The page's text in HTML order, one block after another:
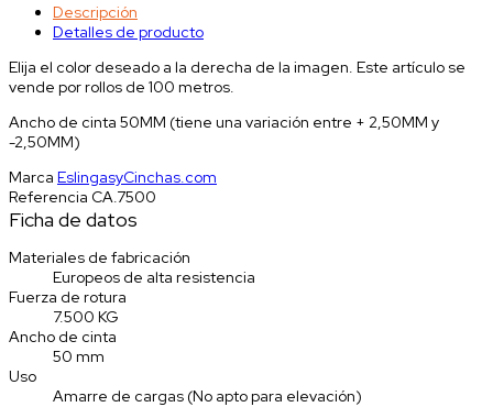
Descripción
Detalles de producto
Elija el color deseado a la derecha de la imagen. Este artículo se
vende por rollos de 100 metros.
Ancho de cinta 50MM (tiene una variación entre + 2,50MM y
-2,50MM)
Marca EslingasyCinchas.com
Referencia CA.7500
Ficha de datos
Materiales de fabricación
Europeos de alta resistencia
Fuerza de rotura
7.500 KG
Ancho de cinta
50 mm
Uso
Amarre de cargas (No apto para elevación)